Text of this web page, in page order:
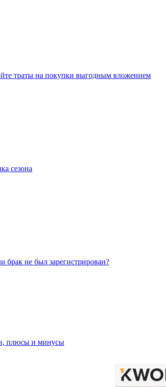
траты на покупки выгодным вложением
сезона
не был зарегистрирован?
плюсы и минусы